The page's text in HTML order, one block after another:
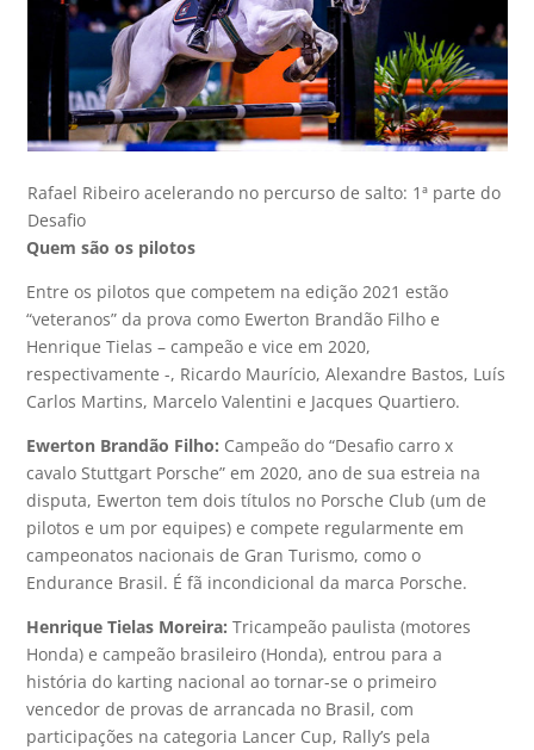
Rafael Ribeiro acelerando no percurso de salto: 1ª parte do
Desafio
Quem são os pilotos
Entre os pilotos que competem na edição 2021 estão
“veteranos” da prova como Ewerton Brandão Filho e
Henrique Tielas – campeão e vice em 2020,
respectivamente -, Ricardo Maurício, Alexandre Bastos, Luís
Carlos Martins, Marcelo Valentini e Jacques Quartiero.
Ewerton Brandão Filho: Campeão do “Desafio carro x
cavalo Stuttgart Porsche” em 2020, ano de sua estreia na
disputa, Ewerton tem dois títulos no Porsche Club (um de
pilotos e um por equipes) e compete regularmente em
campeonatos nacionais de Gran Turismo, como o
Endurance Brasil. É fã incondicional da marca Porsche.
Henrique Tielas Moreira: Tricampeão paulista (motores
Honda) e campeão brasileiro (Honda), entrou para a
história do karting nacional ao tornar-se o primeiro
vencedor de provas de arrancada no Brasil, com
participações na categoria Lancer Cup, Rally’s pela